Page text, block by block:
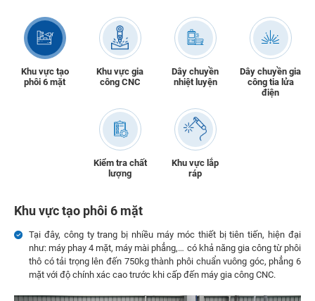
Khu vực tạo
phôi 6 mặt
Khu vực gia
công CNC
Dây chuyền
nhiệt luyện
Dây chuyền gia
công tia lửa
điện
Kiểm tra chất
lượng
Khu vực lắp
ráp
Khu vực tạo phôi 6 mặt
Tại đây, công ty trang bị nhiều máy móc thiết bị tiên tiến, hiện đại
như: máy phay 4 mặt, máy mài phẳng,… có khả năng gia công từ phôi
thô có tải trọng lên đến 750kg thành phôi chuẩn vuông góc, phẳng 6
mặt với độ chính xác cao trước khi cấp đến máy gia công CNC.